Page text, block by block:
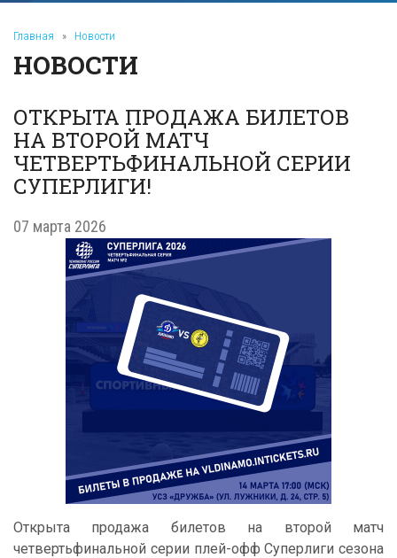
Главная » Новости
НОВОСТИ
ОТКРЫТА ПРОДАЖА БИЛЕТОВ
НА ВТОРОЙ МАТЧ
ЧЕТВЕРТЬФИНАЛЬНОЙ СЕРИИ
СУПЕРЛИГИ!
07 марта 2026
Открыта продажа билетов на второй матч
четвертьфинальной серии плей-офф Суперлиги сезона